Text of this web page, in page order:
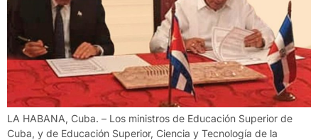
LA HABANA, Cuba. – Los ministros de Educación Superior de
Cuba, y de Educación Superior, Ciencia y Tecnología de la